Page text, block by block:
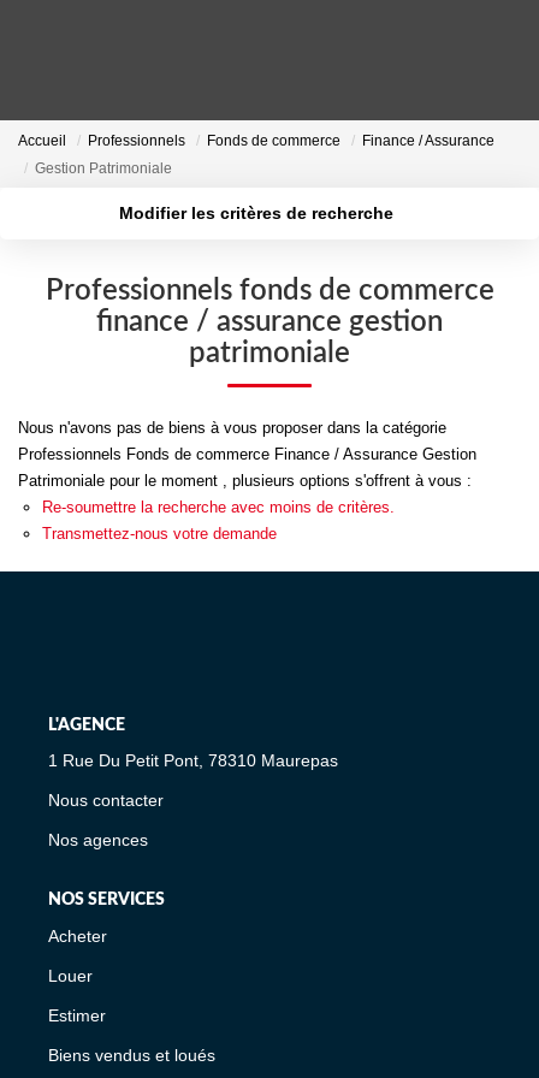
VENTES
NOS AGENCES
CONTACT
Accueil Professionnels Fonds de commerce
Finance / Assurance
Gestion Patrimoniale
Modifier les critères de recherche
Type de bien
Budget max Plus de critères
Professionnels fonds de commerce
finance / assurance gestion
patrimoniale
Nous n'avons pas de biens à vous proposer dans la catégorie
Professionnels Fonds de commerce Finance / Assurance Gestion
Patrimoniale pour le moment , plusieurs options s'offrent à vous :
Re-soumettre la recherche avec moins de critères.
Transmettez-nous votre demande
L'AGENCE
1 Rue Du Petit Pont, 78310 Maurepas
Nous contacter
Nos agences
NOS SERVICES
Acheter
Louer
Estimer
Biens vendus et loués